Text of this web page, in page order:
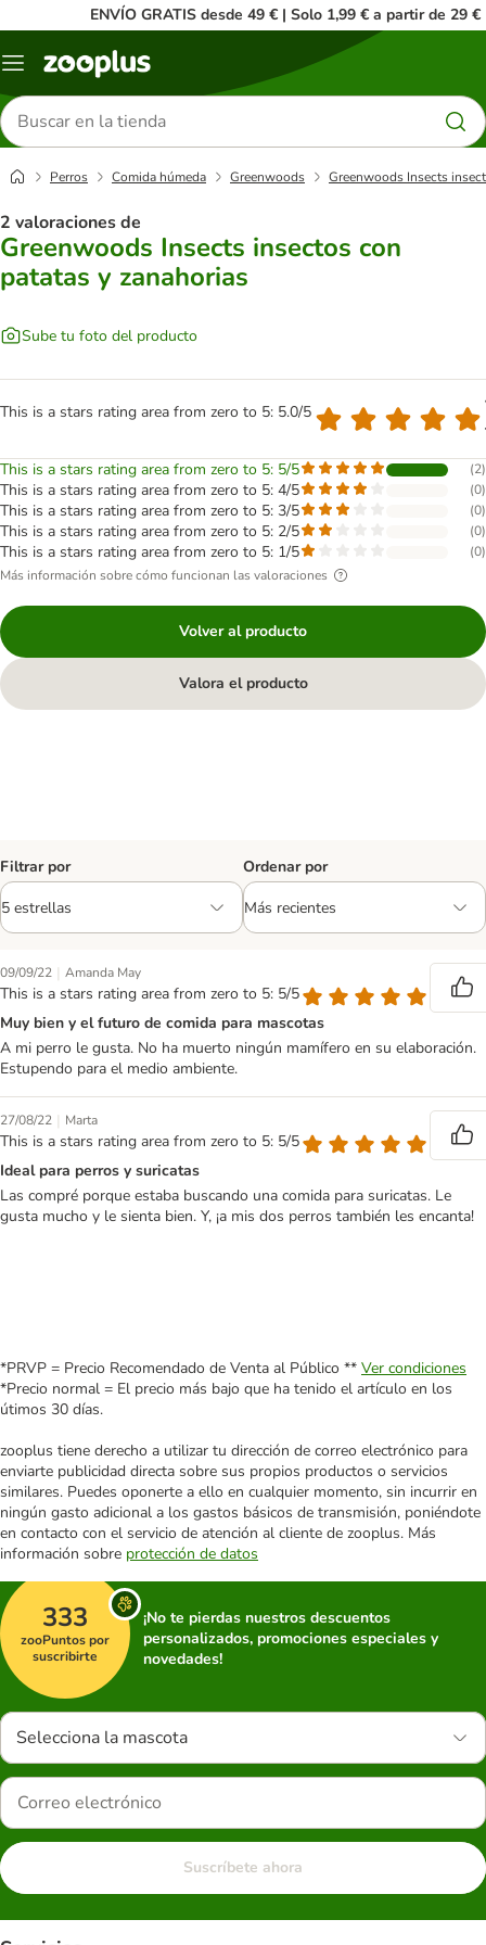
ENVÍO GRATIS desde 49 € | Solo 1,99 € a partir de 29 €
Menú
Buscar
productos
Perros Comida húmeda Greenwoods Greenwoods Insects
2 valoraciones de
Greenwoods Insects insectos con
patatas y zanahorias
Sube tu foto del producto
This is a stars rating area from zero to 5: 5.0/5
This is a stars rating area from zero to 5: 5/5 (2)
This is a stars rating area from zero to 5: 4/5 (0)
This is a stars rating area from zero to 5: 3/5 (0)
This is a stars rating area from zero to 5: 2/5 (0)
This is a stars rating area from zero to 5: 1/5 (0)
Más información sobre cómo funcionan las valoraciones
Volver al producto
Valora el producto
Filtrar por Ordenar por
09/09/22 | Amanda May
This is a stars rating area from zero to 5: 5/5
Muy bien y el futuro de comida para mascotas
A mi perro le gusta. No ha muerto ningún mamífero en su elaboración.
Estupendo para el medio ambiente.
27/08/22 | Marta
This is a stars rating area from zero to 5: 5/5
Ideal para perros y suricatas
Las compré porque estaba buscando una comida para suricatas. Le
gusta mucho y le sienta bien. Y, ¡a mis dos perros también les encanta!
*PRVP = Precio Recomendado de Venta al Público ** Ver condiciones
*Precio normal = El precio más bajo que ha tenido el artículo en los
útimos 30 días.
zooplus tiene derecho a utilizar tu dirección de correo electrónico para
enviarte publicidad directa sobre sus propios productos o servicios
similares. Puedes oponerte a ello en cualquier momento, sin incurrir en
ningún gasto adicional a los gastos básicos de transmisión, poniéndote
en contacto con el servicio de atención al cliente de zooplus. Más
información sobre protección de datos
333
zooPuntos por
suscribirte
¡No te pierdas nuestros descuentos
personalizados, promociones especiales y
novedades!
Selecciona la mascota
Suscríbete ahora